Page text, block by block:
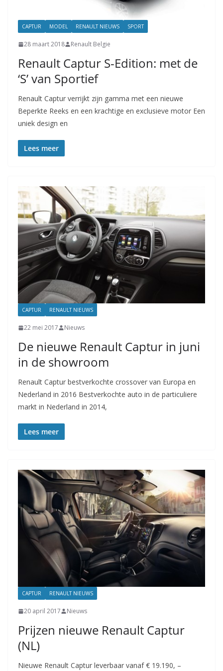
CAPTUR MODEL RENAULT NIEUWS SPORT
28 maart 2018 Renault Belgie
Renault Captur S-Edition: met de
‘S’ van Sportief
Renault Captur verrijkt zijn gamma met een nieuwe
Beperkte Reeks en een krachtige en exclusieve motor Een
uniek design en
Lees meer
CAPTUR RENAULT NIEUWS
22 mei 2017 Nieuws
De nieuwe Renault Captur in juni
in de showroom
Renault Captur bestverkochte crossover van Europa en
Nederland in 2016 Bestverkochte auto in de particuliere
markt in Nederland in 2014,
Lees meer
CAPTUR RENAULT NIEUWS
20 april 2017 Nieuws
Prijzen nieuwe Renault Captur
(NL)
Nieuwe Renault Captur leverbaar vanaf € 19.190, –